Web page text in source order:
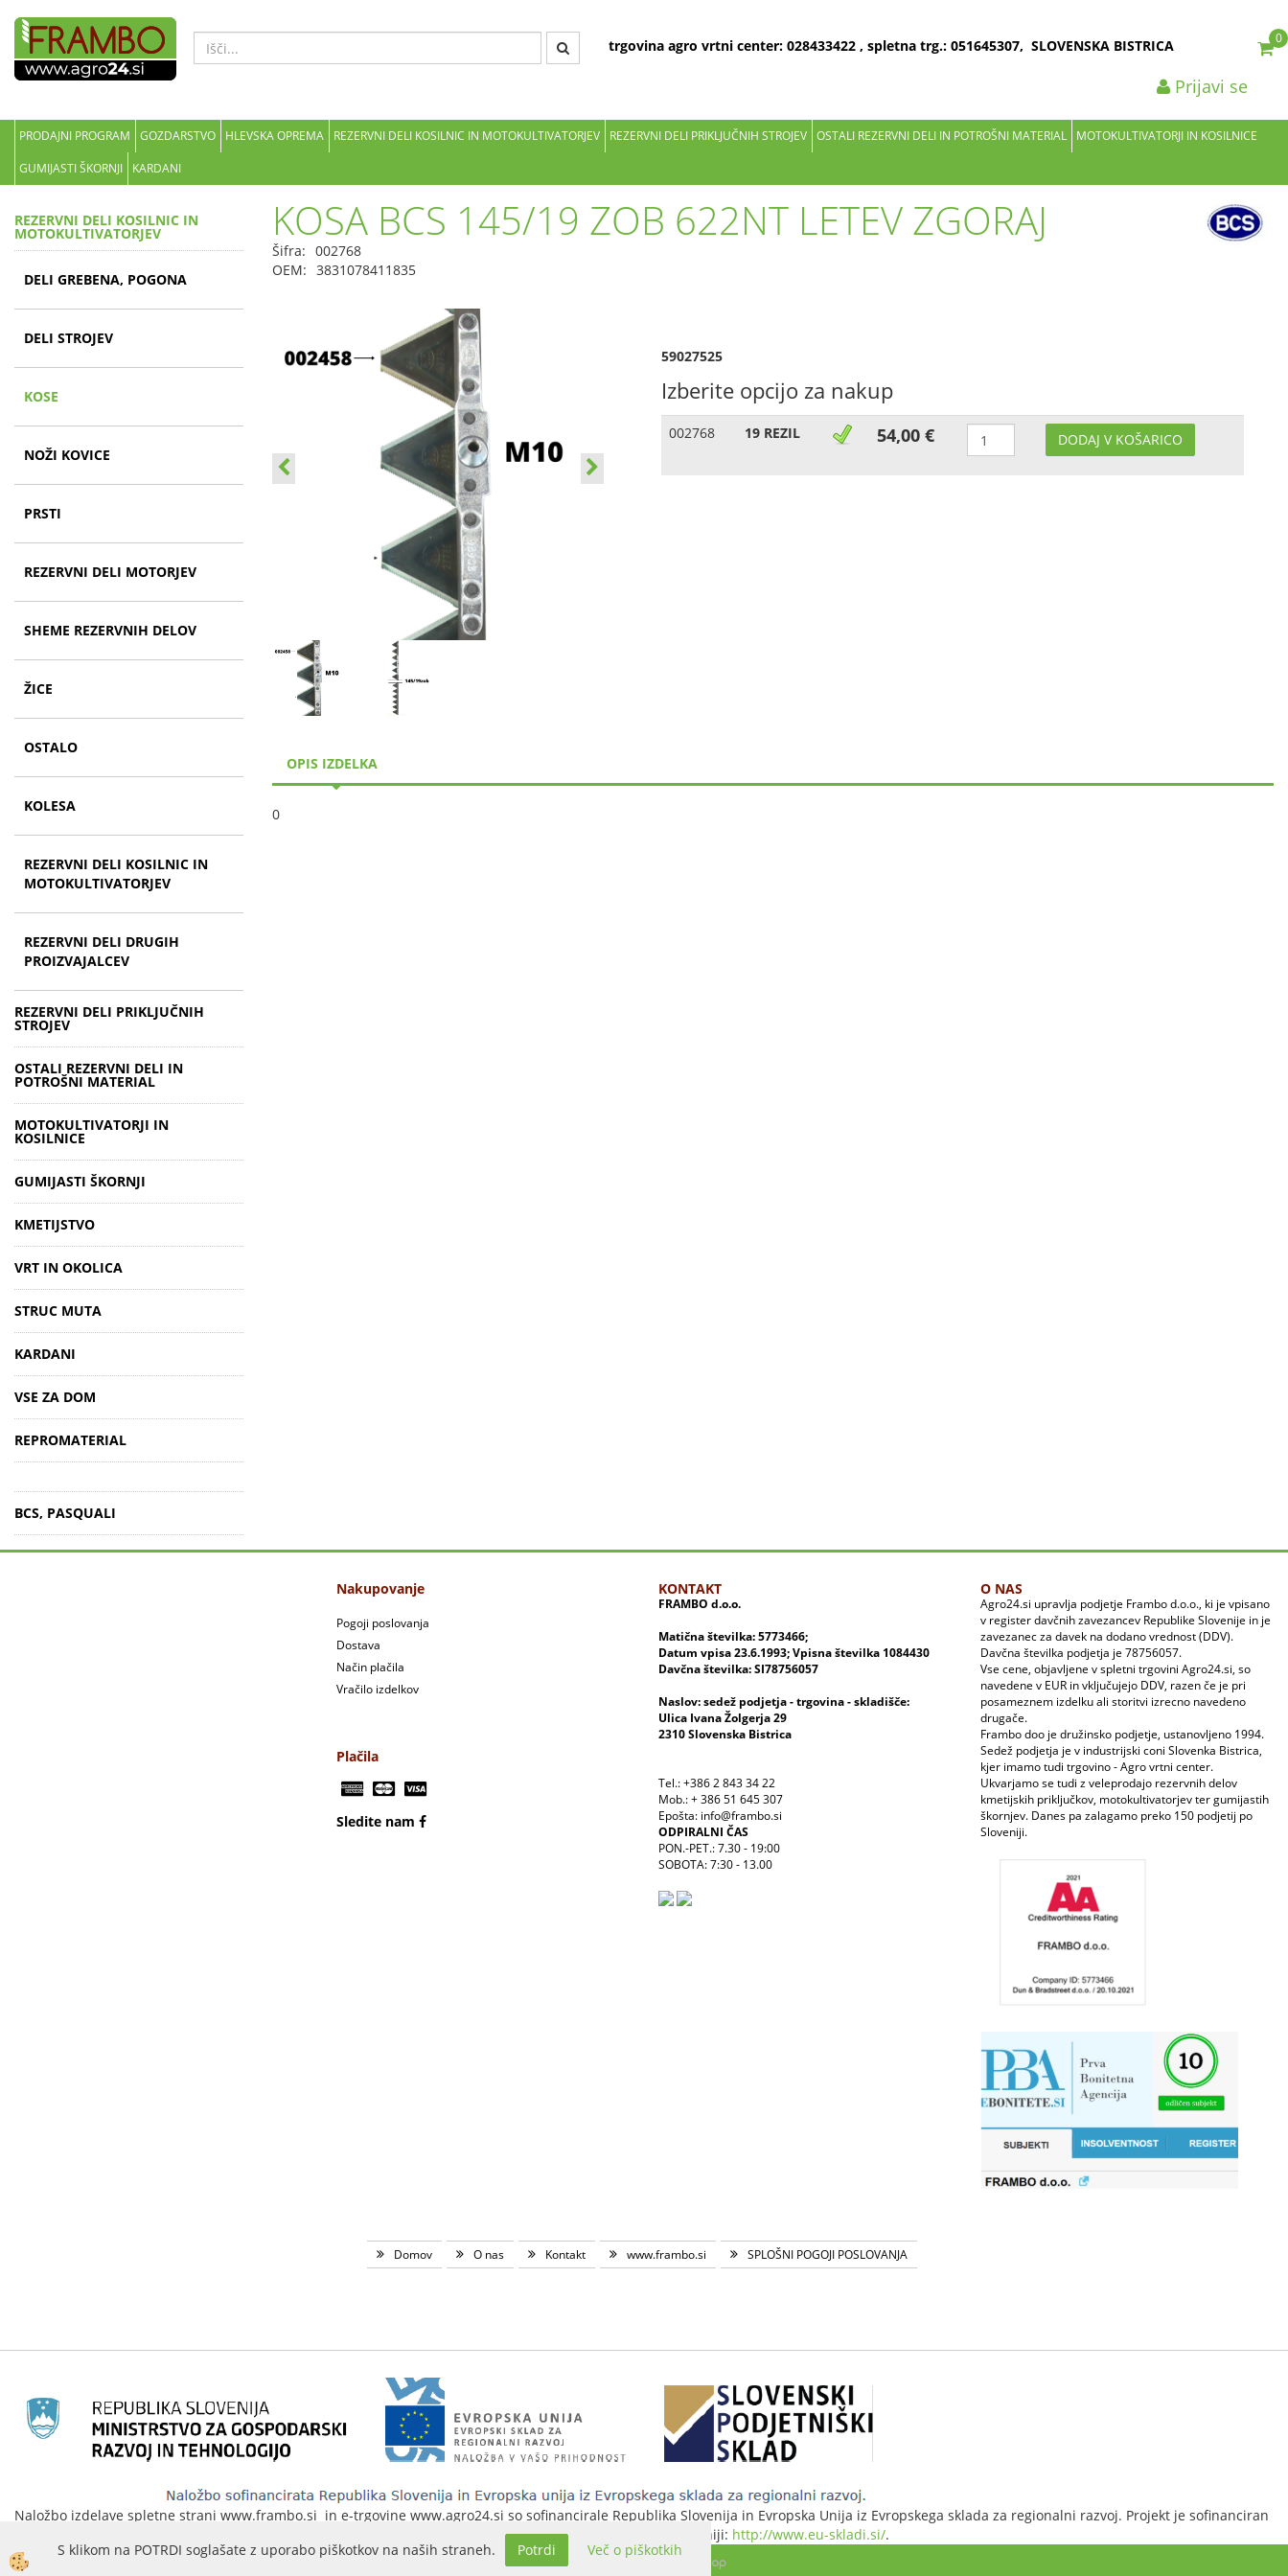
trgovina agro vrtni center: 028433422 , spletna trg.: 051645307, SLOVENSKA BISTRICA 0
Prijavi se
PRODAJNI PROGRAM GOZDARSTVO HLEVSKA OPREMA REZERVNI DELI KOSILNIC IN MOTOKULTIVATORJEV REZERVNI DELI PRIKLJUČNIH STROJEV OSTALI REZERVNI DELI IN POTROŠNI MATERIAL
MOTOKULTIVATORJI IN KOSILNICE
GUMIJASTI ŠKORNJI
KARDANI
REZERVNI DELI KOSILNIC IN
MOTOKULTIVATORJEV
DELI GREBENA, POGONA
DELI STROJEV
KOSE
NOŽI KOVICE
PRSTI
REZERVNI DELI MOTORJEV
SHEME REZERVNIH DELOV
ŽICE
OSTALO
KOLESA
REZERVNI DELI KOSILNIC IN
MOTOKULTIVATORJEV
REZERVNI DELI DRUGIH
PROIZVAJALCEV
REZERVNI DELI PRIKLJUČNIH
STROJEV
OSTALI REZERVNI DELI IN
POTROŠNI MATERIAL
MOTOKULTIVATORJI IN
KOSILNICE
GUMIJASTI ŠKORNJI
KMETIJSTVO
VRT IN OKOLICA
STRUC MUTA
KARDANI
VSE ZA DOM
REPROMATERIAL
BCS, PASQUALI
KOSA BCS 145/19 ZOB 622NT LETEV ZGORAJ
Šifra: 002768
OEM: 3831078411835
59027525
Izberite opcijo za nakup
002768 19 REZIL 54,00 € DODAJ V KOŠARICO
OPIS IZDELKA
0
Nakupovanje
Pogoji poslovanja
Dostava
Način plačila
Vračilo izdelkov
Plačila
Sledite nam
KONTAKT
FRAMBO d.o.o.
Matična številka: 5773466;
Datum vpisa 23.6.1993; Vpisna številka 1084430
Davčna številka: SI78756057
Naslov: sedež podjetja - trgovina - skladišče:
Ulica Ivana Žolgerja 29
2310 Slovenska Bistrica
Tel.: +386 2 843 34 22
Mob.: + 386 51 645 307
Epošta: info@frambo.si
ODPIRALNI ČAS
PON.-PET.: 7.30 - 19:00
SOBOTA: 7:30 - 13.00
O NAS
Agro24.si upravlja podjetje Frambo d.o.o., ki je vpisano
v register davčnih zavezancev Republike Slovenije in je
zavezanec za davek na dodano vrednost (DDV).
Davčna številka podjetja je 78756057.
Vse cene, objavljene v spletni trgovini Agro24.si, so
navedene v EUR in vključujejo DDV, razen če je pri
posameznem izdelku ali storitvi izrecno navedeno
drugače.
Frambo doo je družinsko podjetje, ustanovljeno 1994.
Sedež podjetja je v industrijski coni Slovenka Bistrica,
kjer imamo tudi trgovino - Agro vrtni center.
Ukvarjamo se tudi z veleprodajo rezervnih delov
kmetijskih priključkov, motokultivatorjev ter gumijastih
škornjev. Danes pa zalagamo preko 150 podjetij po
Sloveniji.
Domov O nas Kontakt www.frambo.si SPLOŠNI POGOJI POSLOVANJA
Naložbo izdelave spletne strani www.frambo.si in e-trgovine www.agro24.si so sofinancirale Republika Slovenija in Evropska Unija iz Evropskega sklada za regionalni razvoj. Projekt je sofinanciran
na podlagi javnega poziva«Vavčer za digitalni marketing«. Spletna stran evropske kohezijske politike v Sloveniji: http://www.eu-skladi.si/.
Izdelava spletne trgovine
S klikom na POTRDI soglašate z uporabo piškotkov na naših straneh. Potrdi Več o piškotkih